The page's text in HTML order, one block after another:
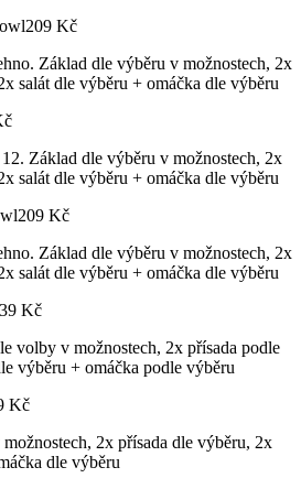
209 Kč
Základ dle výběru v možnostech, 2x
salát dle výběru + omáčka dle výběru
Základ dle výběru v možnostech, 2x
salát dle výběru + omáčka dle výběru
209 Kč
Základ dle výběru v možnostech, 2x
salát dle výběru + omáčka dle výběru
Kč
volby v možnostech, 2x přísada podle
výběru + omáčka podle výběru
Kč
2x přísada dle výběru, 2x
dle výběru